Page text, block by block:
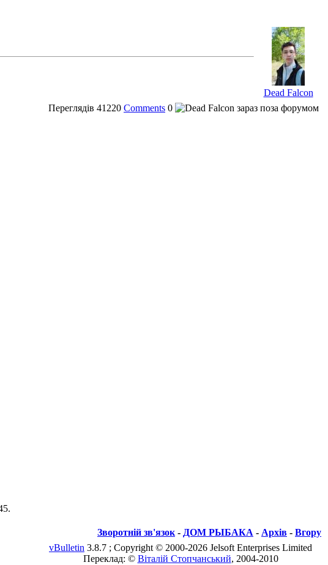
Dead Falcon
Переглядів 41220 Comments 0
.
Зворотній зв'язок - ДОМ РЫБАКА - Архів - Вгору
vBulletin 3.8.7 ; Copyright © 2000-2026 Jelsoft Enterprises Limited
Переклад: © Віталій Стопчанський, 2004-2010